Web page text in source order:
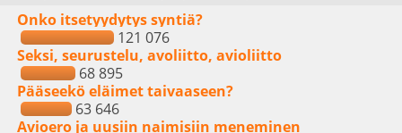
Onko itsetyydytys syntiä?
121 076
Seksi, seurustelu, avoliitto, avioliitto
68 895
Pääseekö eläimet taivaaseen?
63 646
Avioero ja uusiin naimisiin meneminen